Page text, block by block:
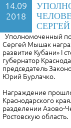
14.09
2018
Уполномоченный
Сергей Мышак
развитие Кубани» I
губернатор
председатель
Юрий Бурлачко.
Награждение
Краснодарского
разделении Азово-
Ростовскую область.